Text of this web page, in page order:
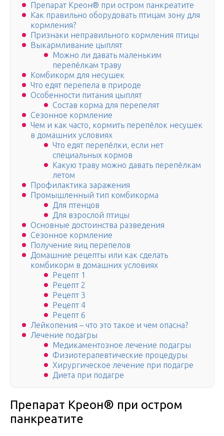
Препарат Креон® при остром панкреатите
Как правильно оборудовать птицам зону для
кормления?
Признаки неправильного кормления птицы
Выкармливание цыплят
Можно ли давать маленьким
перепёлкам траву
Комбикорм для несушек
Что едят перепела в природе
Особенности питания цыплят
Состав корма для перепелят
Сезонное кормление
Чем и как часто, кормить перепёлок несушек
в домашних условиях
Что едят перепёлки, если нет
специальных кормов
Какую траву можно давать перепёлкам
летом
Профилактика заражения
Промышленный тип комбикорма
Для птенцов
Для взрослой птицы
Основные достоинства разведения
Сезонное кормление
Получение яиц перепелов
Домашние рецепты или как сделать
комбикорм в домашних условиях
Рецепт 1
Рецепт 2
Рецепт 3
Рецепт 4
Рецепт 6
Лейкопения – что это такое и чем опасна?
Лечение подагры
Медикаментозное лечение подагры
Физиотерапевтические процедуры
Хирургическое лечение при подагре
Диета при подагре
Препарат Креон® при остром
панкреатите